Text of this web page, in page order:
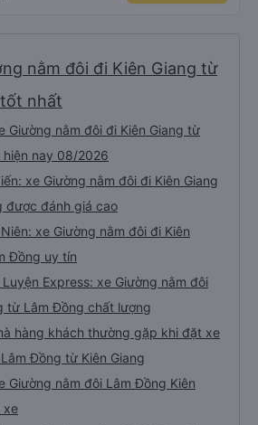
nằm đôi đi Kiên Giang từ
nhất
Giường nằm đôi đi Kiên Giang từ
nay 08/2026
xe Giường nằm đôi đi Kiên Giang
được đánh giá cao
xe Giường nằm đôi đi Kiên
Đồng uy tín
Express: xe Giường nằm đôi
từ Lâm Đồng chất lượng
hàng khách thường gặp khi đặt xe
Đồng từ Kiên Giang
Giường nằm đôi Lâm Đồng Kiên
xe